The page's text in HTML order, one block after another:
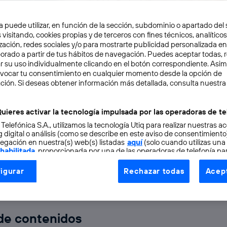
4 min
explora cómo era
millones de años
contenidos
puede utilizar, en función de la sección, subdominio o apartado del
visitando, cookies propias y de terceros con fines técnicos,
redes sociales y/o para mostrarte publicidad personalizada
a partir de tus hábitos de navegación. Puedes aceptar todas,
su uso individualmente clicando en el botón correspondiente.
tu consentimiento en cualquier momento desde la opción de
Si deseas obtener información más detallada, consulta nuestra
activar la tecnología impulsada por las operadoras de
S.A., utilizamos la tecnología Utiq para realizar nuestras
digital o análisis (como se describe en este aviso de
en nuestra(s) web(s) listadas aquí(solo cuando utilizas una
, proporcionada por una de las operadoras de telefonía
consentimiento en cada página web).
Utiq está diseñada con la privacidad como prioridad
la conexión que utilizas (p. ej., número de teléfono móvil).
Rechazar todas